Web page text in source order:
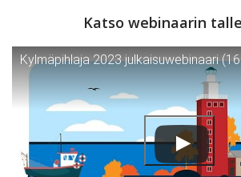
Katso webinaarin
Kylmäpihlaja 2023 julkaisuwebinaari